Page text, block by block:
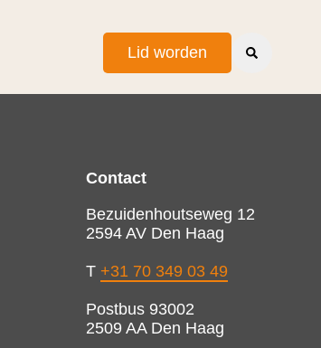
Lid worden
Contact
Bezuidenhoutseweg 12
2594 AV Den Haag
T +31 70 349 03 49
Postbus 93002
2509 AA Den Haag